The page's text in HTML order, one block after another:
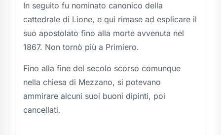
In seguito fu nominato canonico della
cattedrale di Lione, e qui rimase ad esplicare il
suo apostolato fino alla morte avvenuta nel
1867. Non tornò più a Primiero.
Fino alla fine del secolo scorso comunque
nella chiesa di Mezzano, si potevano
ammirare alcuni suoi buoni dipinti, poi
cancellati.